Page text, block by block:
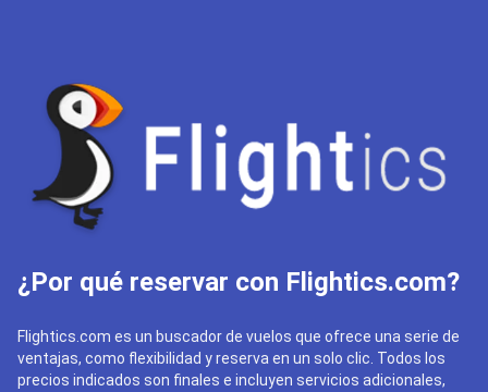
¿Por qué reservar con Flightics.com?
Flightics.com es un buscador de vuelos que ofrece una serie de
ventajas, como flexibilidad y reserva en un solo clic. Todos los
precios indicados son finales e incluyen servicios adicionales,